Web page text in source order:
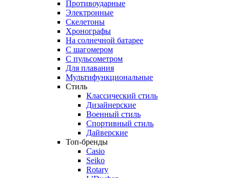
Противоударные
Электронные
Скелетоны
Хронографы
На солнечной батарее
С шагомером
С пульсометром
Для плавания
Мультифункциональные
Стиль
Классический стиль
Дизайнерские
Военный стиль
Спортивный стиль
Дайверские
Топ-бренды
Casio
Seiko
Rotary